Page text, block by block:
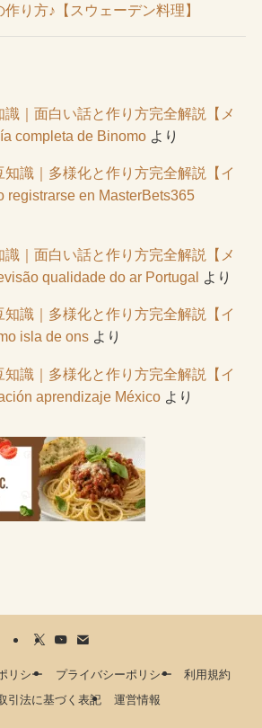
り方♪【スウェーデン料理】
識｜面白い話と作り方完全解説【メ
completa de Binomoより
知識｜多様化と作り方完全解説【イ
registrarse en MasterBets365
識｜面白い話と作り方完全解説【メ
qualidade do ar Portugal より
知識｜多様化と作り方完全解説【イ
isla de onsより
知識｜多様化と作り方完全解説【イ
aprendizaje Méxicoより
リシー プライバシーポリシー
利用規約
引法に基づく表記
運営情報